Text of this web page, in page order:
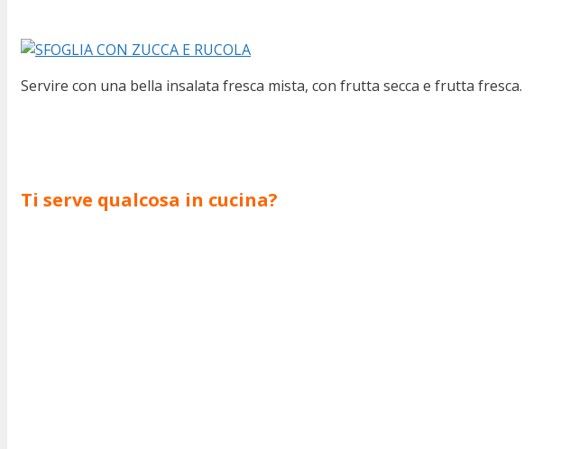
Servire con una bella insalata fresca mista, con frutta secca e frutta fresca.
Ti serve qualcosa in cucina?